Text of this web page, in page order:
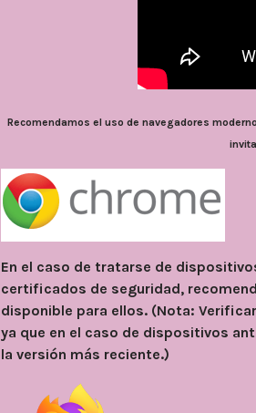
Recomendamos el uso de navegadores
En el caso de tratarse de
certificados de seguridad,
disponible para ellos. (Nota:
ya que en el caso de dispositivos
la versión más reciente.)